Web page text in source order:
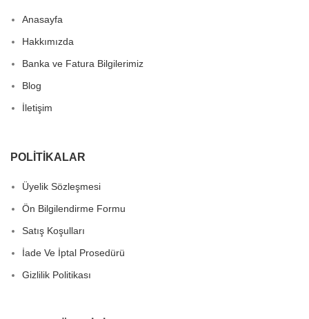
Anasayfa
Hakkımızda
Banka ve Fatura Bilgilerimiz
Blog
İletişim
POLITIKALAR
Üyelik Sözleşmesi
Ön Bilgilendirme Formu
Satış Koşulları
İade Ve İptal Prosedürü
Gizlilik Politikası